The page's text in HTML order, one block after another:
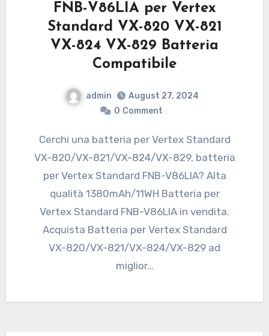
FNB-V86LIA per Vertex
Standard VX-820 VX-821
VX-824 VX-829 Batteria
Compatibile
admin
August 27, 2024
0 Comment
Cerchi una batteria per Vertex Standard
VX-820/VX-821/VX-824/VX-829, batteria
per Vertex Standard FNB-V86LIA? Alta
qualità 1380mAh/11WH Batteria per
Vertex Standard FNB-V86LIA in vendita.
Acquista Batteria per Vertex Standard
VX-820/VX-821/VX-824/VX-829 ad
miglior…